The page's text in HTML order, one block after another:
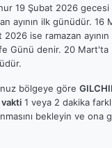
19 Şubat 2026 gecesi
ayının ilk günüdür. 16
ise ramazan
Günü denir. 20 Mart'ta
bölgeye göre
1 veya 2 dakika
bekleyin ve ona